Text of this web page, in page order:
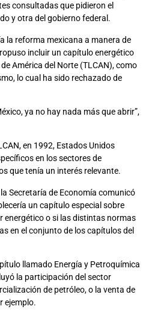
consultadas que pidieron el
y otra del gobierno federal.
la reforma mexicana a manera de
incluir un capítulo energético
América del Norte (TLCAN), como
lo cual ha sido rechazado de
ya no hay nada más que abrir”,
en 1992, Estados Unidos
en los sectores de
que tenía un interés relevante.
Secretaría de Economía comunicó
un capítulo especial sobre
energético o si las distintas normas
en el conjunto de los capítulos del
llamado Energía y Petroquímica
la participación del sector
de petróleo, o la venta de
ejemplo.